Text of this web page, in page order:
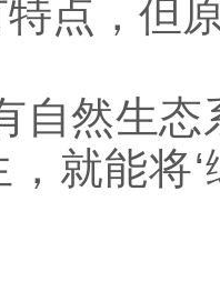
点，但
然生态
就能将